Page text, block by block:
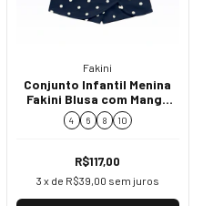
Fakini
Conjunto Infantil Menina
Fakini Blusa com Manga
Bufante e Short Saia Poá
02234
4 6 8 10
R$117,00
3 x de R$39,00 sem juros